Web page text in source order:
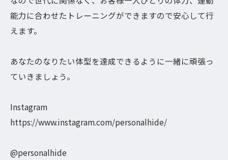
能力に合わせたトレーニングができますので安心して行
えます。
あなたのなりたい体型を達成できるように一緒に頑張っ
ていきましょう。
Instagram
https://www.instagram.com/personalhide/
@personalhide